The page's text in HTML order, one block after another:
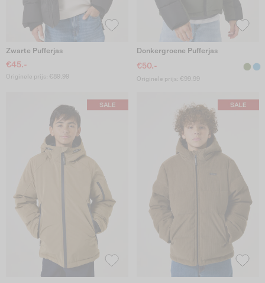
Zwarte Pufferjas
€45.-
Originele prijs: €89.99
Donkergroene Pufferjas
€50.-
Originele prijs: €99.99